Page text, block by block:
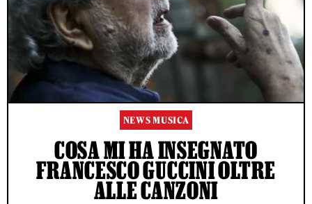
NEWS MUSICA
COSA MI HA INSEGNATO
FRANCESCO GUCCINI OLTRE
ALLE CANZONI